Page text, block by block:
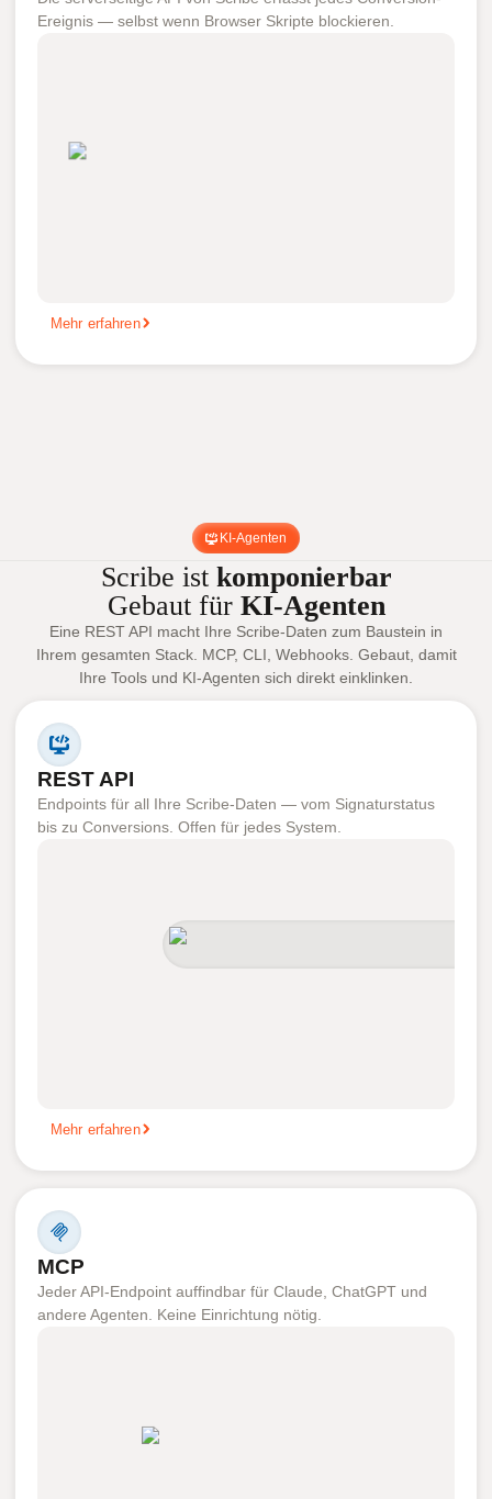
Ereignis — selbst wenn Browser Skripte blockieren.
Mehr erfahren
KI-Agenten
Scribe ist komponierbar
Gebaut für KI-Agenten
Eine REST API macht Ihre Scribe-Daten zum Baustein in
Ihrem gesamten Stack. MCP, CLI, Webhooks. Gebaut, damit
Ihre Tools und KI-Agenten sich direkt einklinken.
REST API
Endpoints für all Ihre Scribe-Daten — vom Signaturstatus
bis zu Conversions. Offen für jedes System.
Mehr erfahren
MCP
Jeder API-Endpoint auffindbar für Claude, ChatGPT und
andere Agenten. Keine Einrichtung nötig.